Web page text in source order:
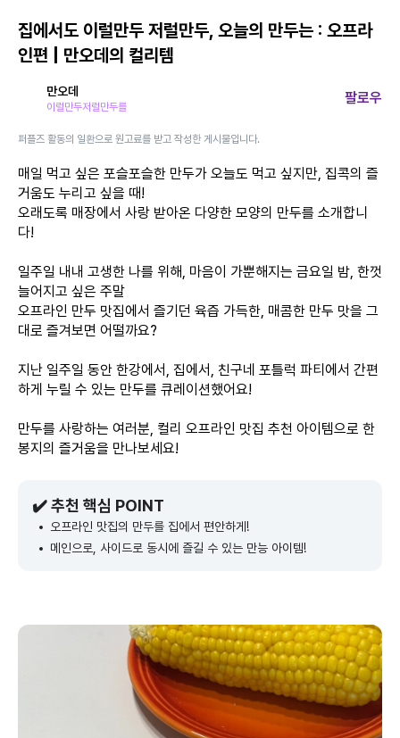
집에서도 이럴만두 저럴만두, 오늘의 만두는 : 오프라
인편 | 만오데의 컬리템
만오데
이럴만두저럴만두를
팔로우
퍼플즈 활동의 일환으로 원고료를 받고 작성한 게시물입니다.
매일 먹고 싶은 포슬포슬한 만두가 오늘도 먹고 싶지만, 집콕의 즐
거움도 누리고 싶을 때!
오래도록 매장에서 사랑 받아온 다양한 모양의 만두를 소개합니
다!
일주일 내내 고생한 나를 위해, 마음이 가뿐해지는 금요일 밤, 한껏
늘어지고 싶은 주말
오프라인 만두 맛집에서 즐기던 육즙 가득한, 매콤한 만두 맛을 그
대로 즐겨보면 어떨까요?
지난 일주일 동안 한강에서, 집에서, 친구네 포틀럭 파티에서 간편
하게 누릴 수 있는 만두를 큐레이션했어요!
만두를 사랑하는 여러분, 컬리 오프라인 맛집 추천 아이템으로 한
봉지의 즐거움을 만나보세요!
✔️ 추천 핵심 POINT
오프라인 맛집의 만두를 집에서 편안하게!
메인으로, 사이드로 동시에 즐길 수 있는 만능 아이템!